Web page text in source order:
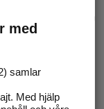
försök igen
med
samlar
Med hjälp